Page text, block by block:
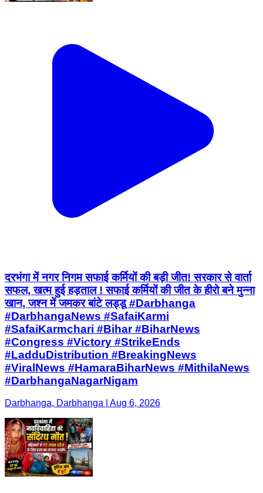
दरभंगा में नगर निगम सफाई कर्मियों की बड़ी जीत! सरकार से वार्ता
सफल, खत्म हुई हड़ताल ! सफाई कर्मियों की जीत के हीरो बने मुन्ना
खान, जश्न में जमकर बांटे लड्डू #Darbhanga
#DarbhangaNews #SafaiKarmi
#SafaiKarmchari #Bihar #BiharNews
#Congress #Victory #StrikeEnds
#LadduDistribution #BreakingNews
#ViralNews #HamaraBiharNews #MithilaNews
#DarbhangaNagarNigam
Darbhanga, Darbhanga | Aug 6, 2026